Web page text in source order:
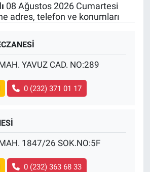
08 Ağustos 2026 Cumartesi
adres, telefon ve konumları
YAVUZ CAD. NO:289
0 (232) 371 01 17
1847/26 SOK.NO:5F
0 (232) 363 68 33